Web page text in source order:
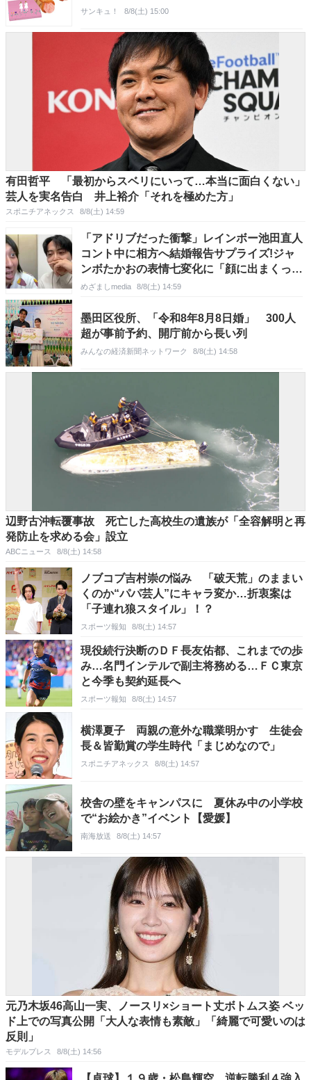
サンキュ！ 8/8(土) 15:00
有田哲平 「最初からスベリにいって…本当に面白くない」
芸人を実名告白 井上裕介「それを極めた方」
スポニチアネックス 8/8(土) 14:59
「アドリブだった衝撃」レインボー池田直人
コント中に相方へ結婚報告サプライズ!ジャ
ンボたかおの表情七変化に「顔に出まくって
て笑った」
めざましmedia 8/8(土) 14:59
墨田区役所、「令和8年8月8日婚」 300人
超が事前予約、開庁前から長い列
みんなの経済新聞ネットワーク 8/8(土) 14:58
辺野古沖転覆事故 死亡した高校生の遺族が「全容解明と再
発防止を求める会」設立
ABCニュース 8/8(土) 14:58
ノブコブ吉村崇の悩み 「破天荒」のままい
くのか“パパ芸人”にキャラ変か…折衷案は
「子連れ狼スタイル」！？
スポーツ報知 8/8(土) 14:57
現役続行決断のＤＦ長友佑都、これまでの歩
み…名門インテルで副主将務める…ＦＣ東京
と今季も契約延長へ
スポーツ報知 8/8(土) 14:57
横澤夏子 両親の意外な職業明かす 生徒会
長＆皆勤賞の学生時代「まじめなので」
スポニチアネックス 8/8(土) 14:57
校舎の壁をキャンパスに 夏休み中の小学校
で“お絵かき”イベント【愛媛】
南海放送 8/8(土) 14:57
元乃木坂46高山一実、ノースリ×ショート丈ボトムス姿 ベッ
ド上での写真公開「大人な表情も素敵」「綺麗で可愛いのは
反則」
モデルプレス 8/8(土) 14:56